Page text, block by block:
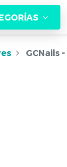
GCNails